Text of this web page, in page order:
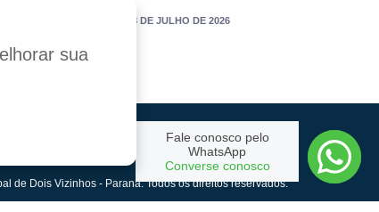
TERÇA-FEIRA, 28 DE JULHO DE 2026
Criado por:
de Dois Vizinhos - Paraná. Todos os direitos reservados.
Fale conosco pelo
WhatsApp
Converse conosco
sua